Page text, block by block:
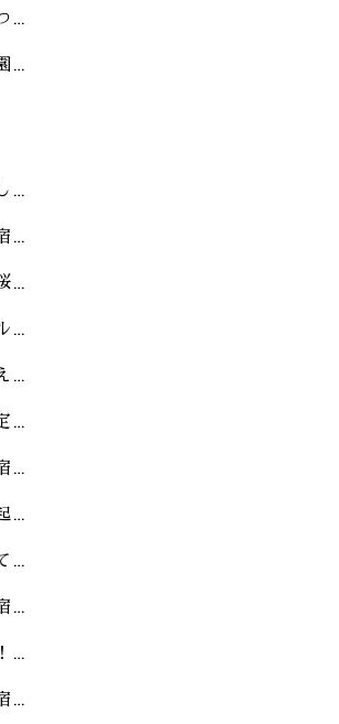
…
…
…
…
…
…
…
…
…
…
…
…
…
…